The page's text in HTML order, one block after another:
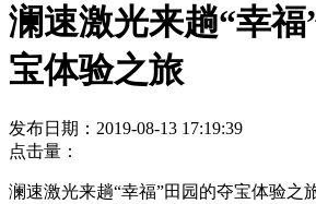
澜速激光来趟“幸
宝体验之旅
发布日期：2019-08-13 17:19:39
点击量：
澜速激光来趟“幸福”田园的夺宝体验之